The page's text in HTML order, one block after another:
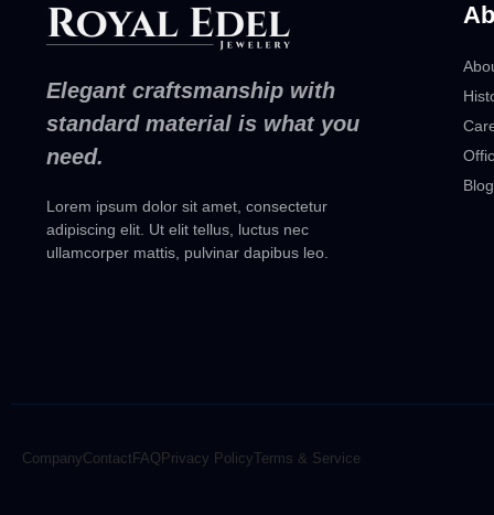
Elegant craftsmanship with
standard material is what you
need.
Lorem ipsum dolor sit amet, consectetur
adipiscing elit. Ut elit tellus, luctus nec
ullamcorper mattis, pulvinar dapibus leo.
Blog
CompanyContact FAQ Privacy PolicyTerms & Service